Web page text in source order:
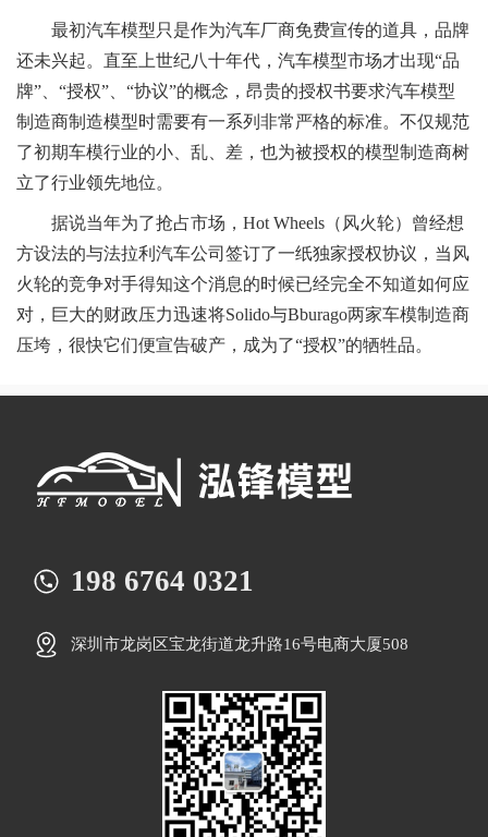
最初汽车模型只是作为汽车厂商免费宣传的道具，品牌
还未兴起。直至上世纪八十年代，汽车模型市场才出现“品
牌”、“授权”、“协议”的概念，昂贵的授权书要求汽车模型
制造商制造模型时需要有一系列非常严格的标准。不仅规范
了初期车模行业的小、乱、差，也为被授权的模型制造商树
立了行业领先地位。
据说当年为了抢占市场，Hot Wheels（风火轮）曾经想
方设法的与法拉利汽车公司签订了一纸独家授权协议，当风
火轮的竞争对手得知这个消息的时候已经完全不知道如何应
对，巨大的财政压力迅速将Solido与Bburago两家车模制造商
压垮，很快它们便宣告破产，成为了“授权”的牺牲品。
198 6764 0321
深圳市龙岗区宝龙街道龙升路16号电商大厦508